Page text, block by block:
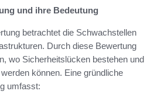
und ihre Bedeutung
betrachtet die Schwachstellen
Durch diese Bewertung
wo Sicherheitslücken bestehen und
können. Eine gründliche
umfasst: